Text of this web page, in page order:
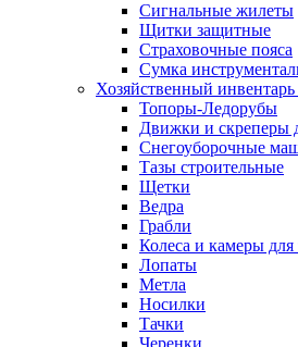
Сигнальные жилеты
Щитки защитные
Страховочные пояса
Сумка
Хозяйственный инвентарь
Топоры-Ледорубы
Движки и скреперы
Снегоуборочные
Тазы строительные
Щетки
Ведра
Грабли
Колеса и камеры для
Лопаты
Метла
Носилки
Тачки
Черенки